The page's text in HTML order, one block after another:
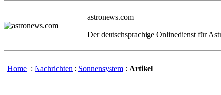
astronews.com
Der deutschsprachige Onlinedienst für
Home : Nachrichten : Sonnensystem : Artikel